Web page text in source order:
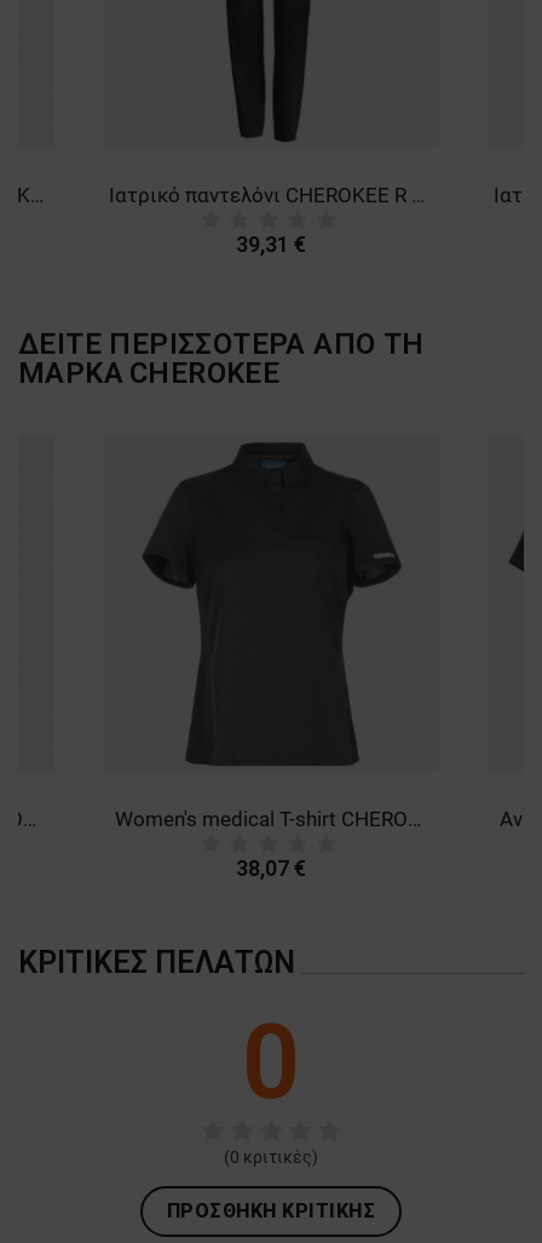
Women's medical T-shirt CHEROKEE GREY WWE698. Ιατρικό παντελόνι CHEROKEE R JOGGER BLACK WWE012
39,31 €
ΔΕΙΤΕ ΠΕΡΙΣΣΟΤΕΡΑ ΑΠΟ ΤΗ
ΜΑΡΚΑ CHEROKEE
Women's medical T-shirt CHEROKEE BLACK WWE698. Women's medical T-shirt CHEROKEE GREY WWE698.
38,07 €
ΚΡΙΤΙΚΈΣ ΠΕΛΑΤΏΝ
0
(0 κριτικές)
ΠΡΟΣΘΉΚΗ ΚΡΙΤΙΚΉΣ